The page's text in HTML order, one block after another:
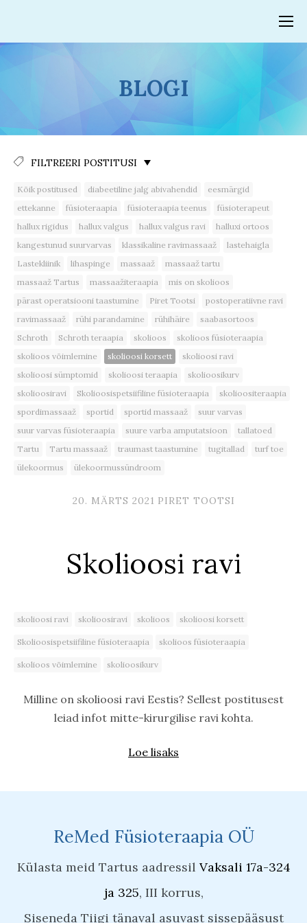
BLOGI
FILTREERI POSTITUSI
Kõik postitused diabeetiline jalg abivahendid
eesmärgid
ettekanne
füsioteraapia füsioteraapia teenus
füsioterapeut
hallux rigidus
hallux valgus hallux valgus ravi
halluxi ortoos
kangestunud suurvarvas
klassikaline ravimassaaž
lastehaigla
Lastekliinik
lihaspinge massaaž
massaaž tartu
massaaž Tartus
massaažiteraapia
mis on skolioos
pärast operatsiooni taastumine
Piret Tootsi
postoperatiivne ravi
ravimassaaž
rühi parandamine rühihäire
saabasortoos
Schroth
Schroth teraapia skolioos
skolioos füsioteraapia
skolioos võimlemine
skolioosi korsett
skolioosi ravi
skolioosi sümptomid
skolioosi teraapia
skolioosikurv
skolioosiravi
Skolioosispetsiifiline füsioteraapia
skolioositeraapia
spordimassaaž
sportid sportid massaaž
suur varvas
suur varvas füsioteraapia
suure varba amputatsioon
tallatoed
Tartu
Tartu massaaž traumast taastumine tugitallad
turf toe
ülekoormus
ülekoormussündroom
20. MÄRTS 2021 PIRET TOOTSI
Skolioosi ravi
skolioosi ravi skolioosiravi skolioos skolioosi korsett
Skolioosispetsiifiline füsioteraapia skolioos füsioteraapia
skolioos võimlemine skolioosikurv
Milline on skolioosi ravi Eestis? Sellest postitusest
leiad infot mitte-kirurgilise ravi kohta.
Loe lisaks
ReMed Füsioteraapia OÜ
Külasta meid Tartus aadressil Vaksali 17a-324
ja 325, III korrus,
Siseneda Tiigi tänaval asuvast sissepääsust